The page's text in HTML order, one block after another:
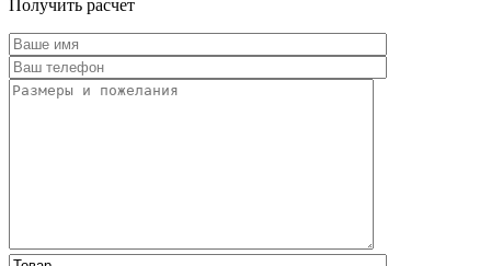
Получить расчет